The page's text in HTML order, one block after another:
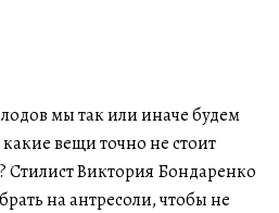
мы так или иначе будем
вещи точно не стоит
Стилист Виктория Бондаренко
на антресоли, чтобы не